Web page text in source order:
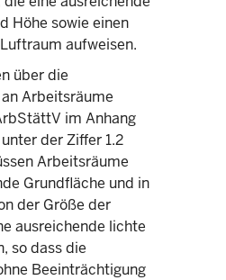
Höhe sowie einen
aufweisen.
über die
Arbeitsräume
im Anhang
der Ziffer 1.2
Arbeitsräume
Grundfläche und in
der Größe der
ausreichende lichte
so dass die
Beeinträchtigung